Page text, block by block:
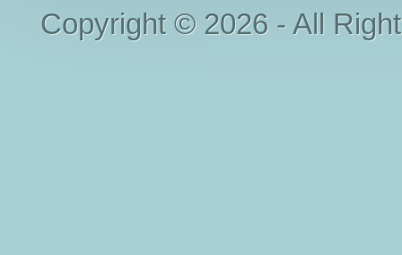
Copyright © 2026 - All